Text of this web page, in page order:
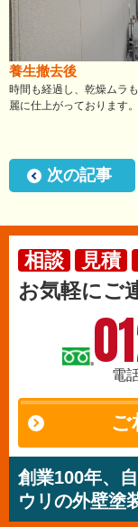
養生撤去後
時間も経過し、乾燥ムラ
麗に仕上がっております。
次の記事
相談 見積
お気軽にご
電
ご
創業100年、
ウリの外壁塗